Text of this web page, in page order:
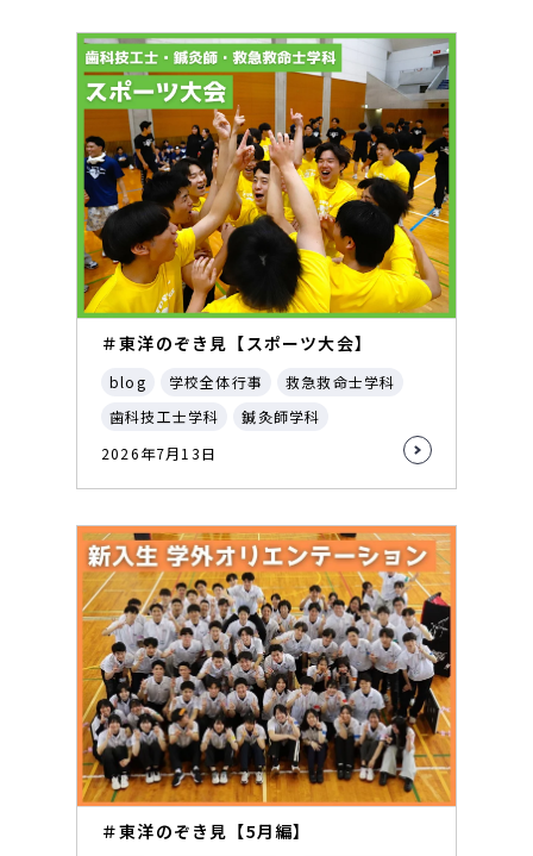
＃東洋のぞき見【スポーツ大会】
blog 学校全体行事
救急救命士学科
歯科技工士学科
鍼灸師学科
2026年7月13日
＃東洋のぞき見【5月編】